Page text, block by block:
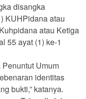
disangka
KUHPidana atau
atau Ketiga
55 ayat (1) ke-1
Penuntut Umum
identitas
bukti,” katanya.